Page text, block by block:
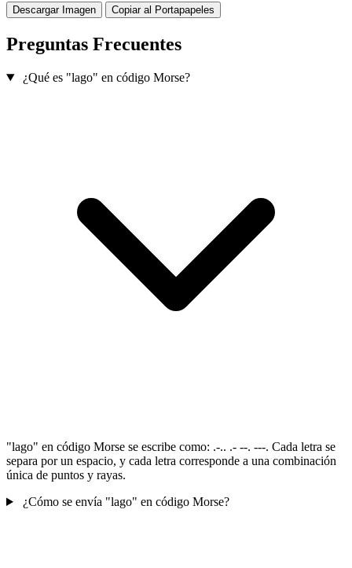
Descargar Imagen Copiar al Portapapeles
Preguntas Frecuentes
¿Qué es "lago" en código Morse?
"lago" en código Morse se escribe como: .-.. .- --. ---. Cada letra se
separa por un espacio, y cada letra corresponde a una combinación
única de puntos y rayas.
¿Cómo se envía "lago" en código Morse?